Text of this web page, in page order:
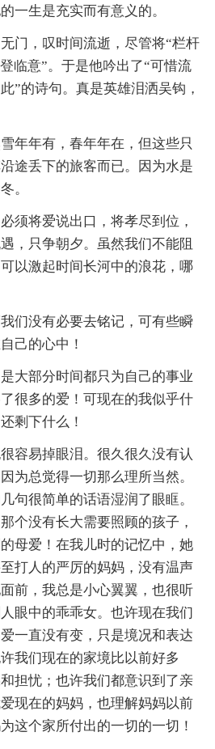
一生是充实而有意义的。
门，叹时间流逝，尽管将“栏杆
临意”。于是他吟出了“可惜流
”的诗句。真是英雄泪洒吴钩，
年年有，春年年在，但这些只
途丢下的旅客而已。因为水是
。
须将爱说出口，将孝尽到位，
，只争朝夕。虽然我们不能阻
以激起时间长河中的浪花，哪
们没有必要去铭记，可有些瞬
己的心中！
大部分时间都只为自己的事业
很多的爱！可现在的我似乎什
剩下什么！
容易掉眼泪。很久很久没有认
为总觉得一切那么理所当然。
句很简单的话语湿润了眼眶。
个没有长大需要照顾的孩子，
母爱！在我儿时的记忆中，她
打人的严厉的妈妈，没有温声
前，我总是小心翼翼，也很听
眼中的乖乖女。也许现在我们
一直没有变，只是境况和表达
我们现在的家境比以前好多
担忧；也许我们都意识到了亲
现在的妈妈，也理解妈妈以前
这个家所付出的一切的一切！